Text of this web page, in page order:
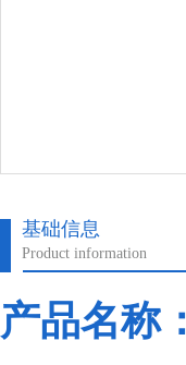
基础信息
Product information
产品名称：